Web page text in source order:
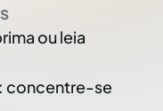
ou leia
concentre-se